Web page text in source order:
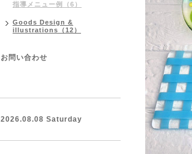
指導メニュー例（6）
Goods Design &
illustrations（12）
お問い合わせ
2026.08.08 Saturday